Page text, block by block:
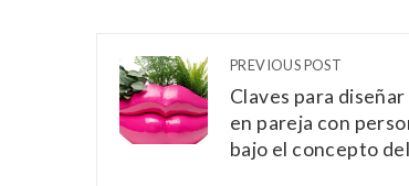
PREVIOUS POST
Claves para
en pareja con
bajo el concepto